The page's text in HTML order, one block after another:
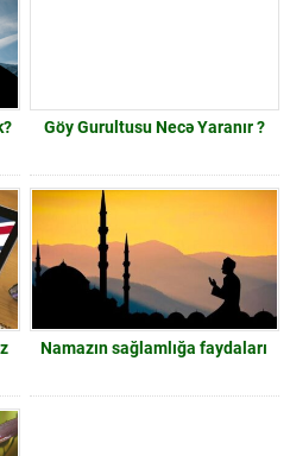
Göy Gurultusu Necə Yaranır ?
Namazın sağlamlığa faydaları